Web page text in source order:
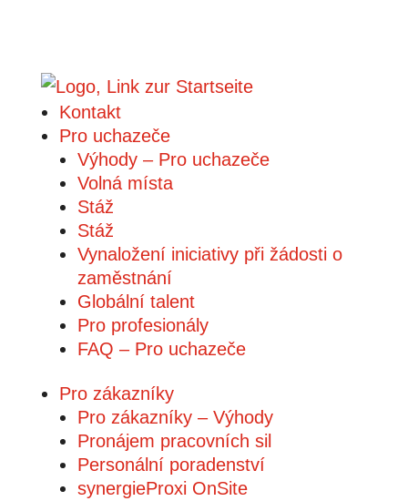
Kontakt
Pro uchazeče
Výhody – Pro uchazeče
Volná místa
Stáž
Stáž
Vynaložení iniciativy při žádosti o
zaměstnání
Globální talent
Pro profesionály
FAQ – Pro uchazeče
Pro zákazníky
Pro zákazníky – Výhody
Pronájem pracovních sil
Personální poradenství
synergieProxi OnSite